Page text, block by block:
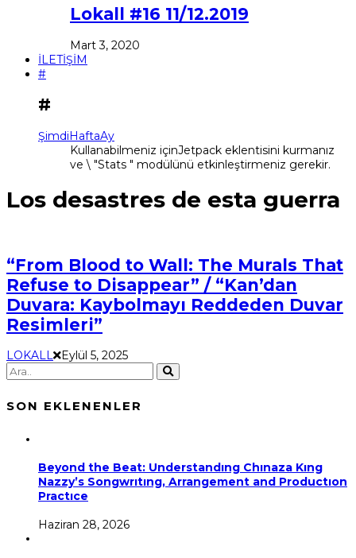
Lokall #16 11/12.2019
Mart 3, 2020
İLETİŞİM
#
#
ŞimdiHaftaAy
Kullanabilmeniz içinJetpack eklentisini kurmanız
ve \ "Stats " modülünü etkinleştirmeniz gerekir.
Los desastres de esta guerra
“From Blood to Wall: The Murals That
Refuse to Disappear” / “Kan’dan
Duvara: Kaybolmayı Reddeden Duvar
Resimleri”
LOKALL Eylül 5, 2025
SON EKLENENLER
Beyond the Beat: Understandıng Chınaza Kıng
Nazzy’s Songwrıtıng, Arrangement and Productıon
Practıce
Haziran 28, 2026